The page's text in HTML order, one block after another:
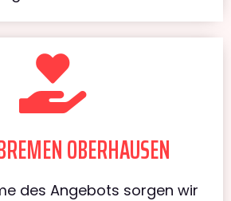
OBERHAUSEN
des Angebots sorgen wir